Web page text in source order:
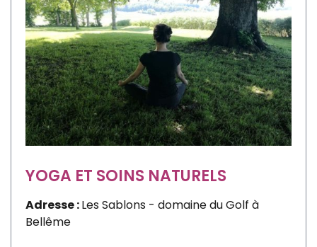
YOGA ET SOINS NATURELS
Adresse :Les Sablons - domaine du Golf à
Bellême